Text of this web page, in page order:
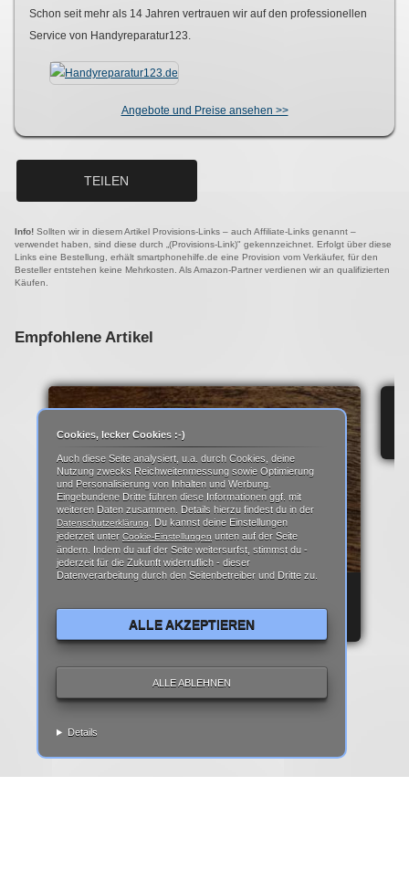
Schon seit mehr als 14 Jahren vertrauen wir auf den professionellen
Service von Handyreparatur123.
Angebote und Preise ansehen >>
TEILEN
Info! Sollten wir in diesem Artikel Provisions-Links – auch Affiliate-Links genannt –
verwendet haben, sind diese durch „(Provisions-Link)" gekennzeichnet. Erfolgt über diese
Links eine Bestellung, erhält smartphonehilfe.de eine Provision vom Verkäufer, für den
Besteller entstehen keine Mehrkosten. Als Amazon-Partner verdienen wir an qualifizierten
Käufen.
Empfohlene Artikel
REPARATUR ANLEITUNG | TEARDOWN
Cookies, lecker Cookies :-)
Auch diese Seite analysiert, u.a. durch Cookies, deine
Nutzung zwecks Reichweitenmessung sowie Optimierung
und Personalisierung von Inhalten und Werbung.
Eingebundene Dritte führen diese Informationen ggf. mit
weiteren Daten zusammen. Details hierzu findest du in der
Datenschutzerklärung
. Du kannst deine Einstellungen
jederzeit unter Cookie-Einstellungen unten auf der Seite
ändern. Indem du auf der Seite weitersurfst, stimmst du -
jederzeit für die Zukunft widerruflich - dieser
Datenverarbeitung durch den Seitenbetreiber und Dritte zu.
ALLE AKZEPTIEREN
ALLE ABLEHNEN
Details